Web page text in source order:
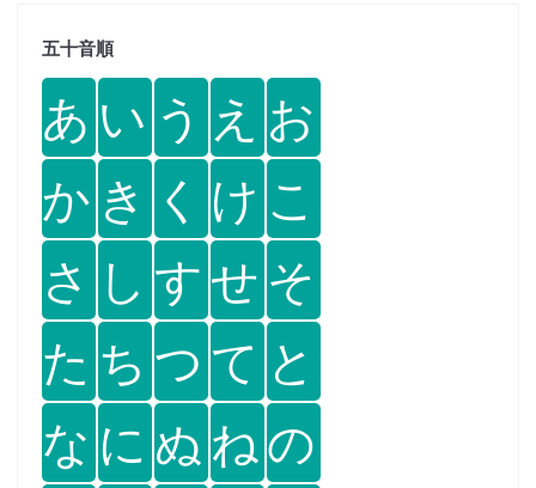
五十音順
あ い う え お
か き く け こ
さ し すせ そ
た ち つ て と
な に ぬ ねの